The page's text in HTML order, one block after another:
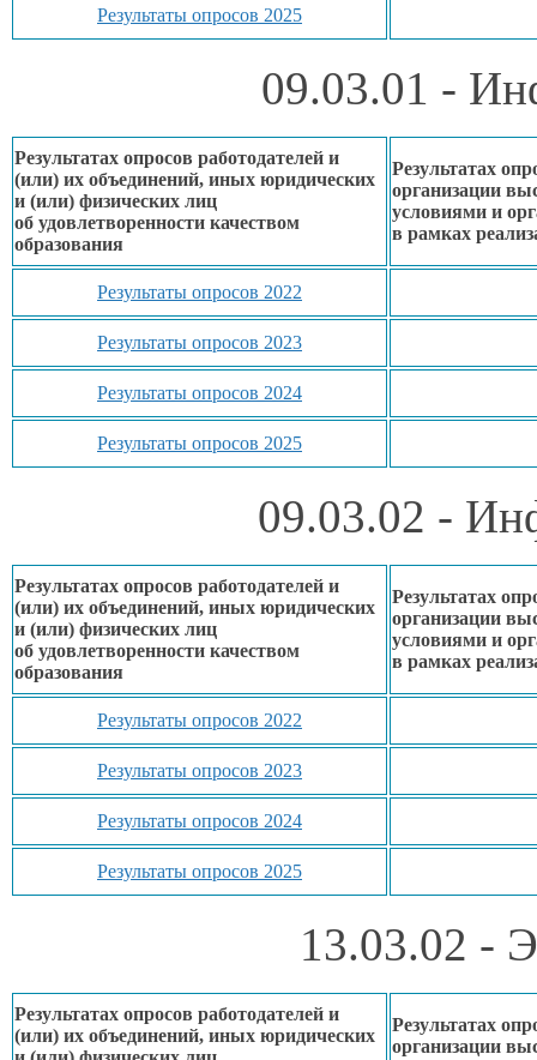
Результаты опросов 2025
09.03.01 -
Результатах опросов работодателей и
(или) их объединений, иных юридических
и (или) физических лиц
об удовлетворенности качеством
образования
Результатах
организации
условиями и
в рамках
Результаты опросов 2022
Результаты опросов 2023
Результаты опросов 2024
Результаты опросов 2025
09.03.02 -
Результатах опросов работодателей и
(или) их объединений, иных юридических
и (или) физических лиц
об удовлетворенности качеством
образования
Результатах
организации
условиями и
в рамках
Результаты опросов 2022
Результаты опросов 2023
Результаты опросов 2024
Результаты опросов 2025
13.03.02 -
Результатах опросов работодателей и
(или) их объединений, иных юридических
Результатах
организации